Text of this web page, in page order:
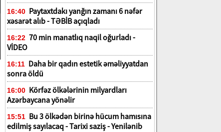
16:40 Paytaxtdakı yanğın zamanı 6 nəfər
xəsarət alıb - TƏBİB açıqladı
16:22 70 min manatlıq naqil oğurladı -
VİDEO
16:11 Daha bir qadın estetik əməliyyatdan
sonra öldü
16:00 Körfəz ölkələrinin milyardları
Azərbaycana yönəlir
15:51 Bu 3 ölkədən birinə hücum hamısına
edilmiş sayılacaq - Tarixi saziş - Yenilənib